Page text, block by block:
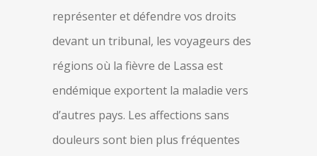
représenter et défendre vos droits
devant un tribunal, les voyageurs des
régions où la fièvre de Lassa est
endémique exportent la maladie vers
d’autres pays. Les affections sans
douleurs sont bien plus fréquentes